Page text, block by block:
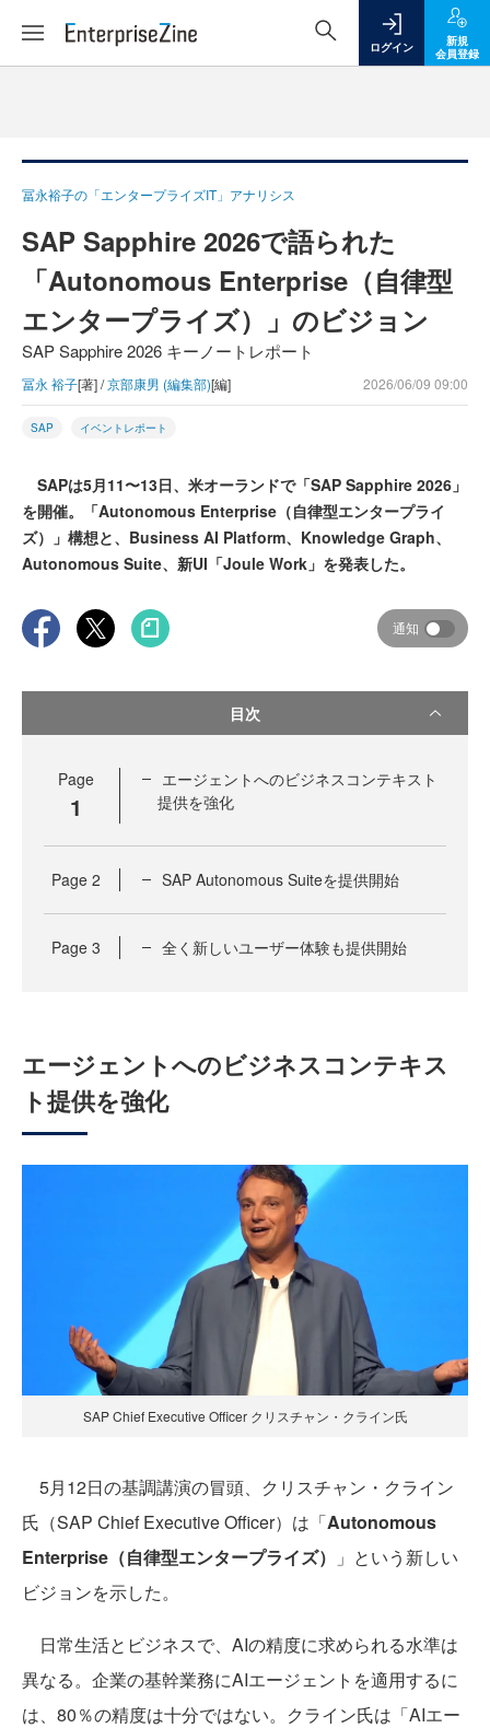
ログイン
新規
会員登録
冨永裕子の「エンタープライズIT」アナリシス
SAP Sapphire 2026で語られた
「Autonomous Enterprise（自律型
エンタープライズ）」のビジョン
SAP Sapphire 2026 キーノートレポート
冨永 裕子[著] /京部康男 (編集部)[編] 2026/06/09 09:00
SAP イベントレポート
SAPは5月11〜13日、米オーランドで「SAP Sapphire 2026」
を開催。「Autonomous Enterprise（自律型エンタープライ
ズ）」構想と、Business AI Platform、Knowledge Graph、
Autonomous Suite、新UI「Joule Work」を発表した。
通知
目次
Page
1
エージェントへのビジネスコンテキスト
提供を強化
Page 2 SAP Autonomous Suiteを提供開始
Page 3 全く新しいユーザー体験も提供開始
エージェントへのビジネスコンテキス
ト提供を強化
SAP Chief Executive Officer クリスチャン・クライン氏
5月12日の基調講演の冒頭、クリスチャン・クライン
氏（SAP Chief Executive Officer）は「Autonomous
Enterprise（自律型エンタープライズ）
」という新しい
ビジョンを示した。
日常生活とビジネスで、AIの精度に求められる水準は
異なる。企業の基幹業務にAIエージェントを適用するに
は、80％の精度は十分ではない。クライン氏は「AIエー